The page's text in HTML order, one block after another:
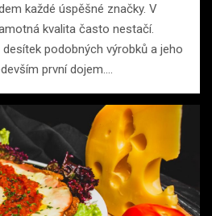
každé úspěšné značky. V
kvalita často nestačí.
podobných výrobků a jeho
první dojem.…